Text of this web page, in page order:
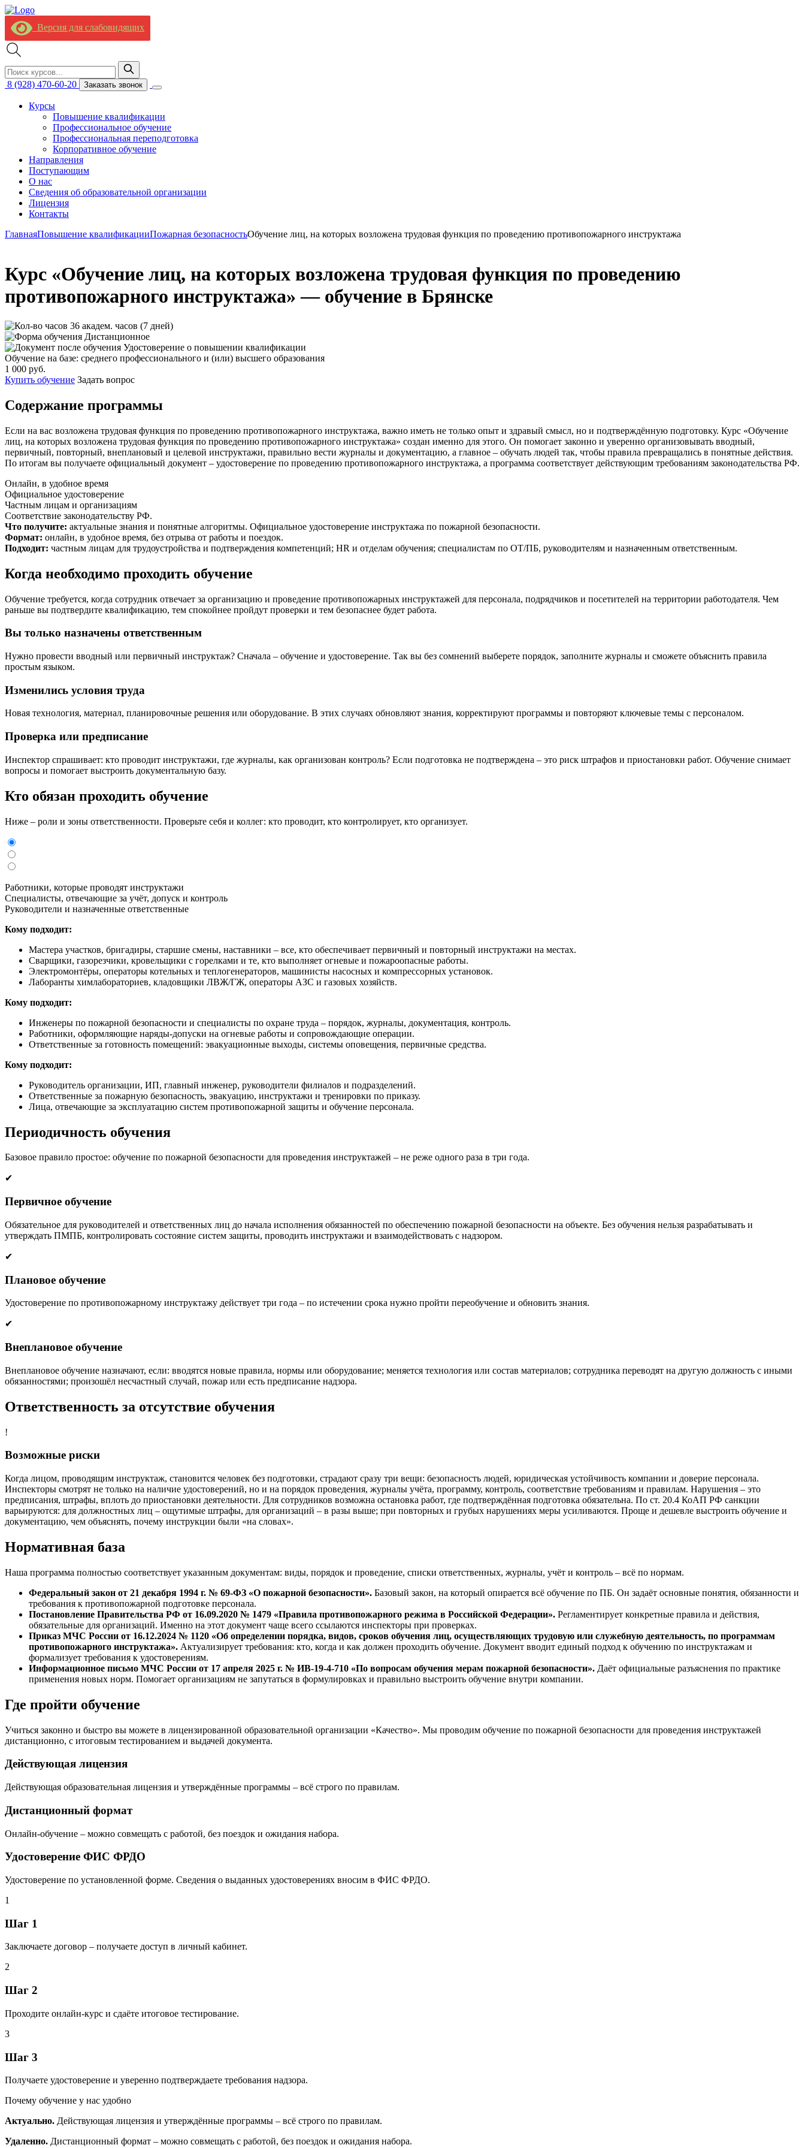
Версия для слабовидящих
8 (928) 470-60-20 Заказать звонок
Курсы
Повышение квалификации
Профессиональное обучение
Профессиональная переподготовка
Корпоративное обучение
Направления
Поступающим
О нас
Сведения об образовательной организации
Лицензия
Контакты
ГлавнаяПовышение квалификацииПожарная безопасностьОбучение лиц, на которых возложена трудовая функция по проведению противопожарного инструктажа
Курс «Обучение лиц, на которых возложена трудовая функция по проведению
противопожарного инструктажа» — обучение в Брянске
36 академ. часов (7 дней)
Дистанционное
Удостоверение о повышении квалификации
Обучение на базе: среднего профессионального и (или) высшего образования
1 000 руб.
Купить обучение Задать вопрос
Содержание программы
Если на вас возложена трудовая функция по проведению противопожарного инструктажа, важно иметь не только опыт и здравый смысл, но и подтверждённую подготовку. Курс «Обучение
лиц, на которых возложена трудовая функция по проведению противопожарного инструктажа» создан именно для этого. Он помогает законно и уверенно организовывать вводный,
первичный, повторный, внеплановый и целевой инструктажи, правильно вести журналы и документацию, а главное – обучать людей так, чтобы правила превращались в понятные действия.
По итогам вы получаете официальный документ – удостоверение по проведению противопожарного инструктажа, а программа соответствует действующим требованиям законодательства РФ.
Онлайн, в удобное время
Официальное удостоверение
Частным лицам и организациям
Соответствие законодательству РФ.
Что получите: актуальные знания и понятные алгоритмы. Официальное удостоверение инструктажа по пожарной безопасности.
Формат: онлайн, в удобное время, без отрыва от работы и поездок.
Подходит: частным лицам для трудоустройства и подтверждения компетенций; HR и отделам обучения; специалистам по ОТ/ПБ, руководителям и назначенным ответственным.
Когда необходимо проходить обучение
Обучение требуется, когда сотрудник отвечает за организацию и проведение противопожарных инструктажей для персонала, подрядчиков и посетителей на территории работодателя. Чем
раньше вы подтвердите квалификацию, тем спокойнее пройдут проверки и тем безопаснее будет работа.
Вы только назначены ответственным
Нужно провести вводный или первичный инструктаж? Сначала – обучение и удостоверение. Так вы без сомнений выберете порядок, заполните журналы и сможете объяснить правила
простым языком.
Изменились условия труда
Новая технология, материал, планировочные решения или оборудование. В этих случаях обновляют знания, корректируют программы и повторяют ключевые темы с персоналом.
Проверка или предписание
Инспектор спрашивает: кто проводит инструктажи, где журналы, как организован контроль? Если подготовка не подтверждена – это риск штрафов и приостановки работ. Обучение снимает
вопросы и помогает выстроить документальную базу.
Кто обязан проходить обучение
Ниже – роли и зоны ответственности. Проверьте себя и коллег: кто проводит, кто контролирует, кто организует.
Работники, которые проводят инструктажи
Специалисты, отвечающие за учёт, допуск и контроль
Руководители и назначенные ответственные
Кому подходит:
Мастера участков, бригадиры, старшие смены, наставники – все, кто обеспечивает первичный и повторный инструктажи на местах.
Сварщики, газорезчики, кровельщики с горелками и те, кто выполняет огневые и пожароопасные работы.
Электромонтёры, операторы котельных и теплогенераторов, машинисты насосных и компрессорных установок.
Лаборанты химлабораториев, кладовщики ЛВЖ/ГЖ, операторы АЗС и газовых хозяйств.
Кому подходит:
Инженеры по пожарной безопасности и специалисты по охране труда – порядок, журналы, документация, контроль.
Работники, оформляющие наряды‑допуски на огневые работы и сопровождающие операции.
Ответственные за готовность помещений: эвакуационные выходы, системы оповещения, первичные средства.
Кому подходит:
Руководитель организации, ИП, главный инженер, руководители филиалов и подразделений.
Ответственные за пожарную безопасность, эвакуацию, инструктажи и тренировки по приказу.
Лица, отвечающие за эксплуатацию систем противопожарной защиты и обучение персонала.
Периодичность обучения
Базовое правило простое: обучение по пожарной безопасности для проведения инструктажей – не реже одного раза в три года.
✔
Первичное обучение
Обязательное для руководителей и ответственных лиц до начала исполнения обязанностей по обеспечению пожарной безопасности на объекте. Без обучения нельзя разрабатывать и
утверждать ПМПБ, контролировать состояние систем защиты, проводить инструктажи и взаимодействовать с надзором.
✔
Плановое обучение
Удостоверение по противопожарному инструктажу действует три года – по истечении срока нужно пройти переобучение и обновить знания.
✔
Внеплановое обучение
Внеплановое обучение назначают, если: вводятся новые правила, нормы или оборудование; меняется технология или состав материалов; сотрудника переводят на другую должность с иными
обязанностями; произошёл несчастный случай, пожар или есть предписание надзора.
Ответственность за отсутствие обучения
!
Возможные риски
Когда лицом, проводящим инструктаж, становится человек без подготовки, страдают сразу три вещи: безопасность людей, юридическая устойчивость компании и доверие персонала.
Инспекторы смотрят не только на наличие удостоверений, но и на порядок проведения, журналы учёта, программу, контроль, соответствие требованиям и правилам. Нарушения – это
предписания, штрафы, вплоть до приостановки деятельности. Для сотрудников возможна остановка работ, где подтверждённая подготовка обязательна. По ст. 20.4 КоАП РФ санкции
варьируются: для должностных лиц – ощутимые штрафы, для организаций – в разы выше; при повторных и грубых нарушениях меры усиливаются. Проще и дешевле выстроить обучение и
документацию, чем объяснять, почему инструкции были «на словах».
Нормативная база
Наша программа полностью соответствует указанным документам: виды, порядок и проведение, списки ответственных, журналы, учёт и контроль – всё по нормам.
Федеральный закон от 21 декабря 1994 г. № 69‑ФЗ «О пожарной безопасности». Базовый закон, на который опирается всё обучение по ПБ. Он задаёт основные понятия, обязанности и
требования к противопожарной подготовке персонала.
Постановление Правительства РФ от 16.09.2020 № 1479 «Правила противопожарного режима в Российской Федерации». Регламентирует конкретные правила и действия,
обязательные для организаций. Именно на этот документ чаще всего ссылаются инспекторы при проверках.
Приказ МЧС России от 16.12.2024 № 1120 «Об определении порядка, видов, сроков обучения лиц, осуществляющих трудовую или служебную деятельность, по программам
противопожарного инструктажа». Актуализирует требования: кто, когда и как должен проходить обучение. Документ вводит единый подход к обучению по инструктажам и
формализует требования к удостоверениям.
Информационное письмо МЧС России от 17 апреля 2025 г. № ИВ‑19‑4‑710 «По вопросам обучения мерам пожарной безопасности». Даёт официальные разъяснения по практике
применения новых норм. Помогает организациям не запутаться в формулировках и правильно выстроить обучение внутри компании.
Где пройти обучение
Учиться законно и быстро вы можете в лицензированной образовательной организации «Качество». Мы проводим обучение по пожарной безопасности для проведения инструктажей
дистанционно, с итоговым тестированием и выдачей документа.
Действующая лицензия
Действующая образовательная лицензия и утверждённые программы – всё строго по правилам.
Дистанционный формат
Онлайн-обучение – можно совмещать с работой, без поездок и ожидания набора.
Удостоверение ФИС ФРДО
Удостоверение по установленной форме. Сведения о выданных удостоверениях вносим в ФИС ФРДО.
1
Шаг 1
Заключаете договор – получаете доступ в личный кабинет.
2
Шаг 2
Проходите онлайн‑курс и сдаёте итоговое тестирование.
3
Шаг 3
Получаете удостоверение и уверенно подтверждаете требования надзора.
Почему обучение у нас удобно
Актуально. Действующая лицензия и утверждённые программы – всё строго по правилам.
Удаленно. Дистанционный формат – можно совмещать с работой, без поездок и ожидания набора.